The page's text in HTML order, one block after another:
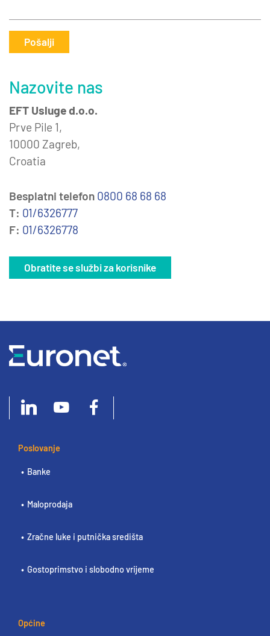
Pošalji
Nazovite nas
EFT Usluge d.o.o.
Prve Pile 1,
10000 Zagreb,
Croatia
Besplatni telefon 0800 68 68 68
T: 01/6326777
F: 01/6326778
Obratite se službi za korisnike
Poslovanje
Banke
Maloprodaja
Zračne luke i putnička središta
Gostoprimstvo i slobodno vrijeme
Općine